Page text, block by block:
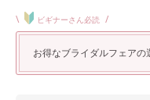
\ ビギナーさん必読 /
お得なブライダルフェアの